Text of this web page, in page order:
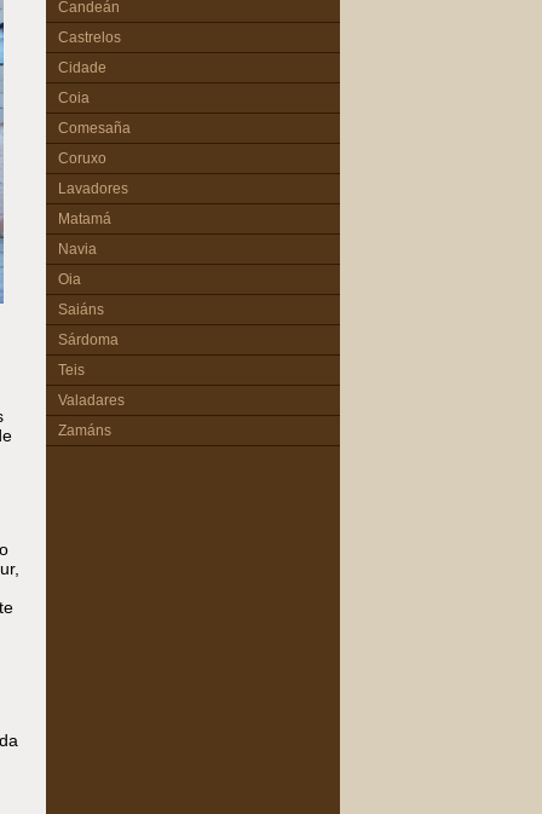
Candeán
Castrelos
Cidade
Coia
Comesaña
Coruxo
Lavadores
Matamá
Navia
Oia
Saiáns
Sárdoma
Teis
Valadares
Zamáns